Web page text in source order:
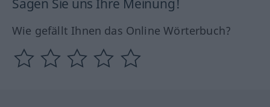
Wie gefällt Ihnen das Online Wörterbuch?